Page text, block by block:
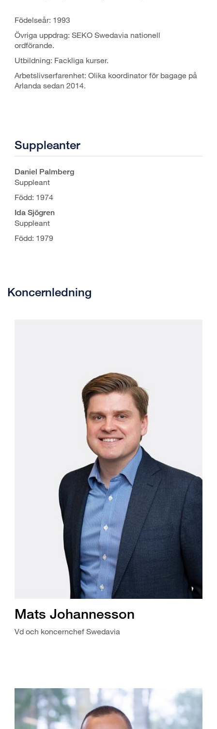
Födelseår: 1993
Övriga uppdrag: SEKO Swedavia nationell
ordförande.
Utbildning: Fackliga kurser.
Arbetslivserfarenhet: Olika koordinator för bagage på
Arlanda sedan 2014.
Suppleanter
Daniel Palmberg
Suppleant
Född: 1974
Ida Sjögren
Suppleant
Född: 1979
Koncernledning
Mats Johannesson
Vd och koncernchef Swedavia